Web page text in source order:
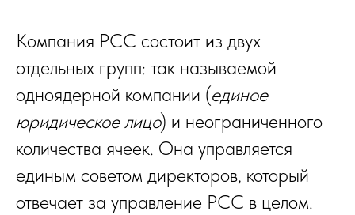
Компания PCC состоит из двух
отдельных групп: так называемой
одноядерной компании (единое
юридическое лицо) и неограниченного
количества ячеек. Она управляется
единым советом директоров, который
отвечает за управление PCC в целом.